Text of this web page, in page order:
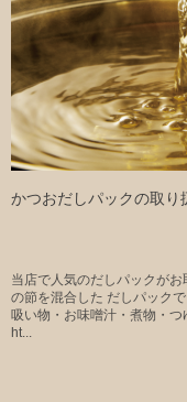
かつおだしパックの取り
当店で人気のだしパックが
の節を混合した だしパック
吸い物・お味噌汁・煮物・
ht...